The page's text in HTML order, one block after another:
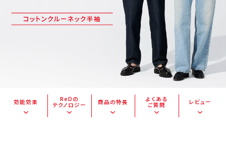
効能効果
ReDの
テクノロジー
商品の特長
よくある
ご質問
レビュー